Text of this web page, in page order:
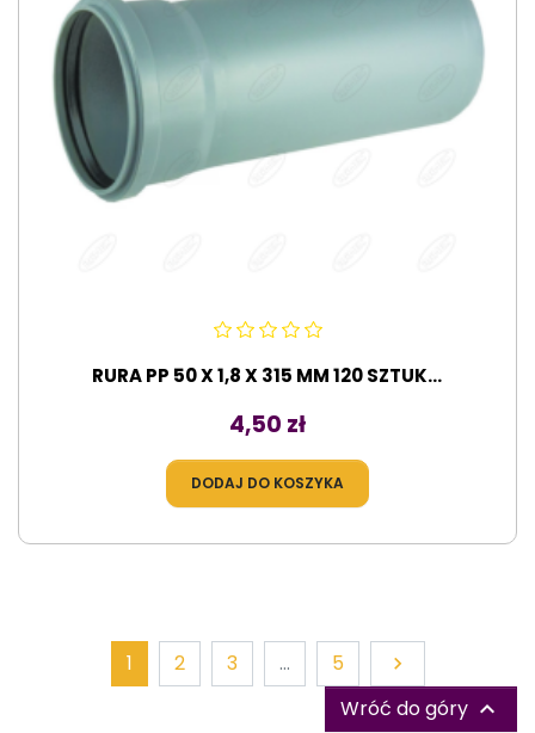
RURA PP 50 X 1,8 X 315 MM 120 SZTUK...
Cena
4,50 zł
DODAJ DO KOSZYKA
1 2 3 … 5 Dalej

Wróć do góry 